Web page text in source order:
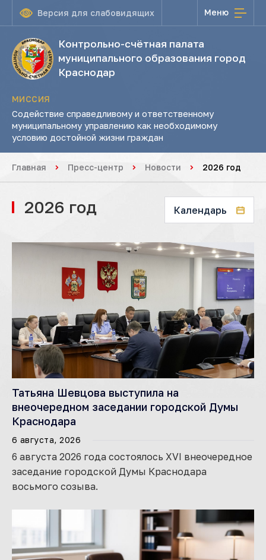
Версия для слабовидящих Меню
Контрольно-счётная палата
муниципального образования город
Краснодар
МИССИЯ
Содействие справедливому и ответственному
муниципальному управлению как необходимому
условию достойной жизни граждан
Главная Пресс-центр Новости 2026 год
2026 год Календарь
Татьяна Шевцова выступила на
внеочередном заседании городской Думы
Краснодара
6 августа, 2026
6 августа 2026 года состоялось XVI внеочередное
заседание городской Думы Краснодара
восьмого созыва.